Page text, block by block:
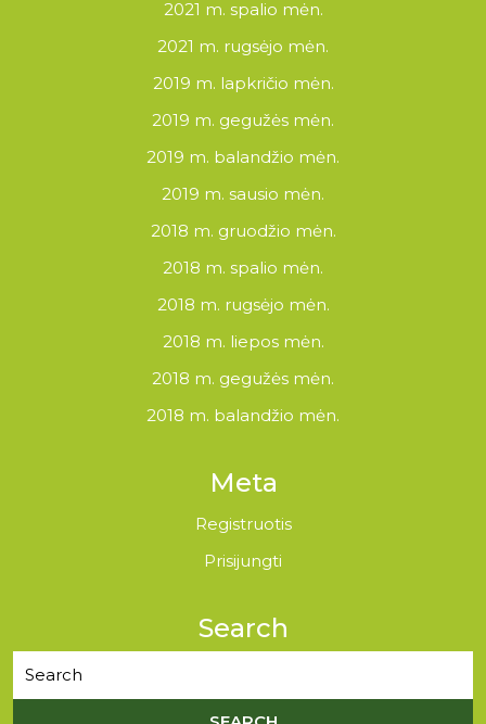
2021 m. spalio mėn.
2021 m. rugsėjo mėn.
2019 m. lapkričio mėn.
2019 m. gegužės mėn.
2019 m. balandžio mėn.
2019 m. sausio mėn.
2018 m. gruodžio mėn.
2018 m. spalio mėn.
2018 m. rugsėjo mėn.
2018 m. liepos mėn.
2018 m. gegužės mėn.
2018 m. balandžio mėn.
Meta
Registruotis
Prisijungti
Search